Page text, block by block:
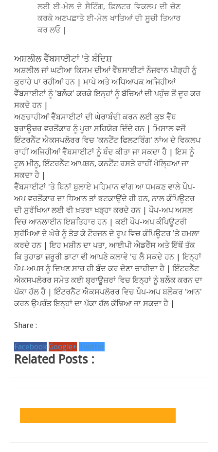
ਲਈ ਈ-ਮੇਲ ਦੇ ਸੈਟਿੰਗ, ਫ਼ਿਲਟਰ ਵਿਕਲਪ ਦੀ ਚੋਣ
ਕਰਕੇ ਅਣਪਛਾਤੇ ਈ-ਮੇਲ ਖਾਤਿਆਂ ਦੀ ਸੂਚੀ ਤਿਆਰ
ਕਰ ਲਓ |
ਅਸ਼ਲੀਲ ਵੈੱਬਸਾਈਟਾਂ 'ਤੇ ਬੰਦਿਸ਼
ਅਸ਼ਲੀਲ ਜਾਂ ਘਟੀਆ ਕਿਸਮ ਦੀਆਂ ਵੈੱਬਸਾਈਟਾਂ ਨੌਜਵਾਨ ਪੀੜ੍ਹੀ ਨੂੰ
ਕੁਰਾਹੇ ਪਾ ਰਹੀਆਂ ਹਨ | ਮਾਪੇ ਅਤੇ ਅਧਿਆਪਕ ਅਜਿਹੀਆਂ
ਵੈੱਬਸਾਈਟਾਂ ਨੂੰ 'ਬਲੌਕ' ਕਰਕੇ ਇਨ੍ਹਾਂ ਨੂੰ ਬੱਚਿਆਂ ਦੀ ਪਹੁੰਚ ਤੋਂ ਦੂਰ ਕਰ
ਸਕਦੇ ਹਨ |
ਅਣਚਾਹੀਆਂ ਵੈੱਬਸਾਈਟਾਂ ਦੀ ਘੇਰਾਬੰਦੀ ਕਰਨ ਲਈ ਕੁਝ ਵੈੱਬ
ਬ੍ਰਾਊਜ਼ਰ ਵਰਤੋਂਕਾਰ ਨੂੰ ਪੂਰਾ ਸਹਿਯੋਗ ਦਿੰਦੇ ਹਨ | ਮਿਸਾਲ ਵਜੋਂ
ਇੰਟਰਨੈੱਟ ਐਕਸਪਲੋਰਰ ਵਿਚ 'ਕਨਟੈਂਟ ਫਿਲਟਰਿੰਗ' ਨਾਂਅ ਦੇ ਵਿਕਲਪ
ਰਾਹੀਂ ਅਜਿਹੀਆਂ ਵੈੱਬਸਾਈਟਾਂ ਨੂੰ ਬੰਦ ਕੀਤਾ ਜਾ ਸਕਦਾ ਹੈ | ਇਸ ਨੂੰ
ਟੂਲ ਮੀਨੂ, ਇੰਟਰਨੈੱਟ ਆਪਸ਼ਨ, ਕਨਟੈਂਟ ਰਸਤੇ ਰਾਹੀਂ ਖੋਲਿ੍ਹਆ ਜਾ
ਸਕਦਾ ਹੈ |
ਵੈੱਬਸਾਈਟਾਂ 'ਤੇ ਬਿਨਾਂ ਬੁਲਾਏ ਮਹਿਮਾਨ ਵਾਂਗ ਆ ਧਮਕਣ ਵਾਲੇ ਪੌਪ-
ਅਪ ਵਰਤੋਂਕਾਰ ਦਾ ਧਿਆਨ ਤਾਂ ਭਟਕਾਉਂਦੇ ਹੀ ਹਨ, ਨਾਲ ਕੰਪਿਊਟਰ
ਦੀ ਸੁਰੱਖਿਆ ਲਈ ਵੀ ਖ਼ਤਰਾ ਖੜ੍ਹਾ ਕਰਦੇ ਹਨ | ਪੌਪ-ਅਪ ਅਸਲ
ਵਿਚ ਆਨਲਾਈਨ ਇਸ਼ਤਿਹਾਰ ਹਨ | ਕਈ ਪੌਪ-ਅਪ ਕੰਪਿਊਟਰੀ
ਸੁਰੱਖਿਆ ਦੇ ਘੇਰੇ ਨੂੰ ਤੋੜ ਕੇ ਟੌਰਜਨ ਦੇ ਰੂਪ ਵਿਚ ਕੰਪਿਊਟਰ 'ਤੇ ਹਮਲਾ
ਕਰਦੇ ਹਨ | ਇਹ ਮਸ਼ੀਨ ਦਾ ਪਤਾ, ਆਈਪੀ ਐਡਰੈੱਸ ਅਤੇ ਇੱਥੋਂ ਤੱਕ
ਕਿ ਤੁਹਾਡਾ ਜ਼ਰੂਰੀ ਡਾਟਾ ਵੀ ਆਪਣੇ ਕਲਾਵੇ 'ਚ ਲੈ ਸਕਦੇ ਹਨ | ਇਨ੍ਹਾਂ
ਪੌਪ-ਅਪਸ ਨੂੰ ਦਿਖਣ ਸਾਰ ਹੀ ਬੰਦ ਕਰ ਦੇਣਾ ਚਾਹੀਦਾ ਹੈ | ਇੰਟਰਨੈੱਟ
ਐਕਸਪਲੋਰਰ ਸਮੇਤ ਕਈ ਬ੍ਰਾਊਜ਼ਰਾਂ ਵਿਚ ਇਨ੍ਹਾਂ ਨੂੰ ਬਲੌਕ ਕਰਨ ਦਾ
ਪੱਕਾ ਹੱਲ ਹੈ | ਇੰਟਰਨੈੱਟ ਐਕਸਪਲੋਰਰ ਵਿਚ ਪੌਪ-ਅਪ ਬਲੌਕਰ 'ਆਨ'
ਕਰਨ ਉਪਰੰਤ ਇਨ੍ਹਾਂ ਦਾ ਪੱਕਾ ਹੱਲ ਕੱਢਿਆ ਜਾ ਸਕਦਾ ਹੈ |
Share :
Facebook Google+ Twitter
Related Posts :